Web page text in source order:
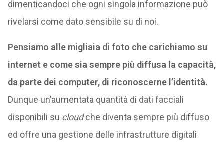
dimenticandoci che ogni singola informazione può
rivelarsi come dato sensibile su di noi.
Pensiamo alle migliaia di foto che carichiamo su
internet e come sia sempre più diffusa la capacità,
da parte dei computer, di riconoscerne l’identità.
Dunque un’aumentata quantità di dati facciali
disponibili su cloudche diventa sempre più diffuso
ed offre una gestione delle infrastrutture digitali